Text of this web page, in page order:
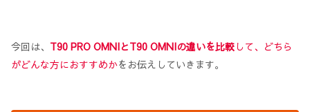
今回は、 T90 PRO OMNIとT90 OMNIの違いを比較 して、どちら
がどんな方におすすめかをお伝えしていきます。